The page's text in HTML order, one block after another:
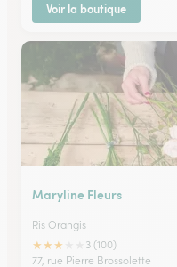
Voir la boutique
Maryline Fleurs
Ris Orangis
★★★
3 (100)
77, rue Pierre Brossolette